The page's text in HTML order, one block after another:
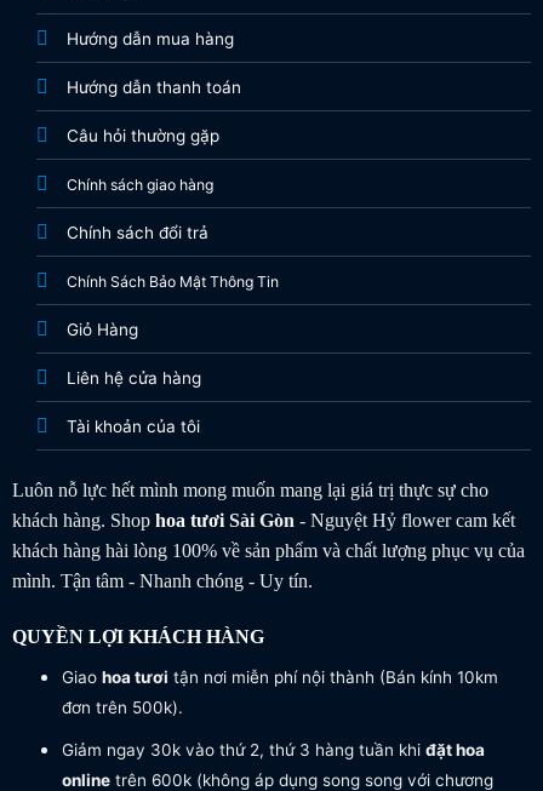
Hướng dẫn mua hàng
Hướng dẫn thanh toán
Câu hỏi thường gặp
Chính sách giao hàng
Chính sách đổi trả
Chính Sách Bảo Mật Thông Tin
Giỏ Hàng
Liên hệ cửa hàng
Tài khoản của tôi
Luôn nỗ lực hết mình mong muốn mang lại giá trị thực sự cho
khách hàng. Shop hoa tươiSài Gòn- Nguyệt Hỷ flower cam kết
khách hàng hài lòng 100% về sản phẩm và chất lượng phục vụ của
mình. Tận tâm - Nhanh chóng - Uy tín.
QUYỀN LỢI KHÁCH HÀNG
Giao hoa tươi tận nơi miễn phí nội thành (Bán kính 10km
đơn trên 500k).
Giảm ngay 30k vào thứ 2, thứ 3 hàng tuần khi đặt hoa
onlinetrên 600k (không áp dụng song song với chương